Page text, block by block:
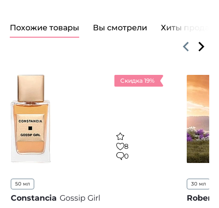
Похожие товары Вы смотрели Хиты продаж
Скидка 19%
8
0
50 мл
Constancia Gossip Girl
30 мл
Robert